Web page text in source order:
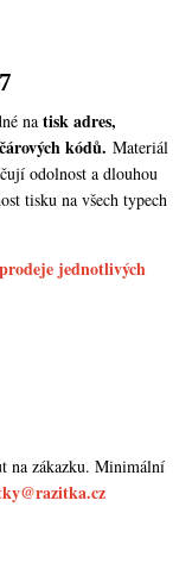
natisk adres,
kódů. Materiál
odolnost a dlouhou
tisku na všech typech
jednotlivých
na zákazku. Minimální